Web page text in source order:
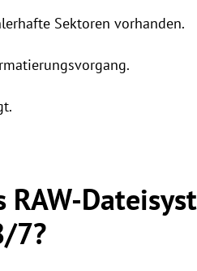
Sektoren vorhanden.
RAW-
7?